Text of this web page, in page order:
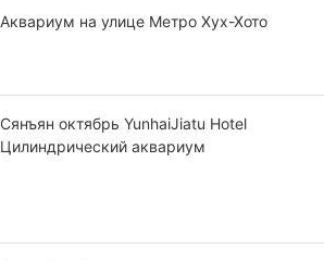
Аквариум на улице Метро Хух-Хото
Сянъян октябрь YunhaiJiatu Hotel
Цилиндрический аквариум